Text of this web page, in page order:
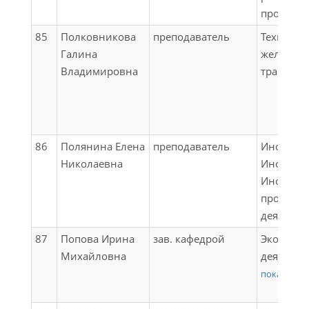
экзамен
поезда)
поездов;
(вагоны)
85
Полковникова
Галина
Владимировна
преподаватель
86
Полянина Елена
Николаевна
преподаватель
87
Попова Ирина
Михайловна
зав. кафедрой
показать